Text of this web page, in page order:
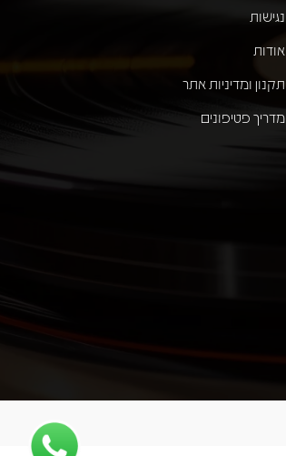
נגישות
אודות
תקנון ומדיניות אתר
מדריך פטיפונים